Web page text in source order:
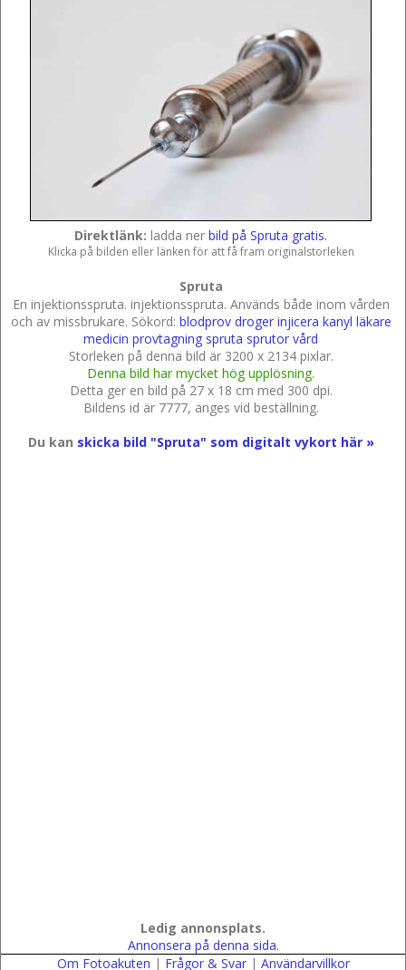
Direktlänk: ladda nerbild på Spruta gratis.
Klicka på bilden eller länken för att få fram originalstorleken
Spruta
En injektionsspruta. injektionsspruta. Används både inom vården
och av missbrukare. Sökord: blodprov droger injicera kanyl läkare
medicin provtagning spruta sprutor vård
Storleken på denna bild är 3200 x 2134 pixlar.
Denna bild har mycket hög upplösning.
Detta ger en bild på 27 x 18 cm med 300 dpi.
Bildens id är 7777, anges vid beställning.
Du kan skicka bild "Spruta" som digitalt vykort här »
Ledig annonsplats.
Annonsera på denna sida.
Om Fotoakuten | Frågor & Svar| Användarvillkor